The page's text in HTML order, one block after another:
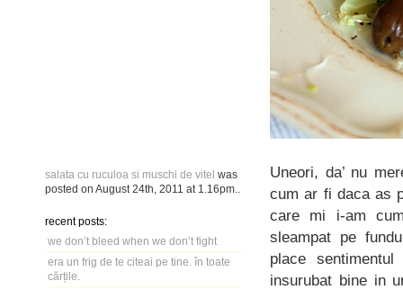
salata cu ruculoa si muschi de vitel was
posted on August 24th, 2011 at 1.16pm
recent posts:
we don’t bleed when we don’t fight
era un frig de te citeai pe tine. în toate
cărțile.
Uneori, da’ nu
cum ar fi daca as
care mi i-am
sleampat pe
place
insurubat bine in